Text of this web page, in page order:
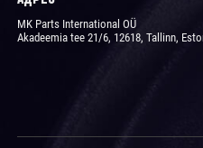
MK Parts International OÜ
Akadeemia tee 21/6, 12618, Tallinn,